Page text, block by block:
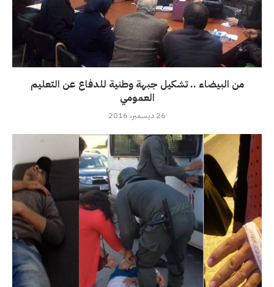
من البيضاء .. تشكيل جبهة وطنية للدفاع عن التعليم
العمومي
26 ديسمبر، 2016